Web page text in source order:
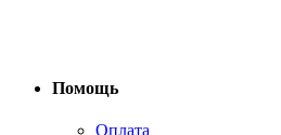
Помощь
Оплата